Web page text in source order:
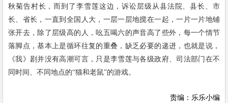
秋菊告村长，而到了李雪莲这边，诉讼层级从县法院、县长、市
长、省长，一直到全国人大，一层一层地搅在一起，一片一片地铺
张开去，除了层级高的人，吆五喝六的声音高了些外，每一个情节
落脚点，基本上是循环往复的重叠，缺乏必要的递进，也就是说，
《我》剧并没有高潮可言，只是李雪莲与各级政府、司法部门在不
同时间、不同地点的“猫和老鼠”的游戏。
责编：乐乐小编